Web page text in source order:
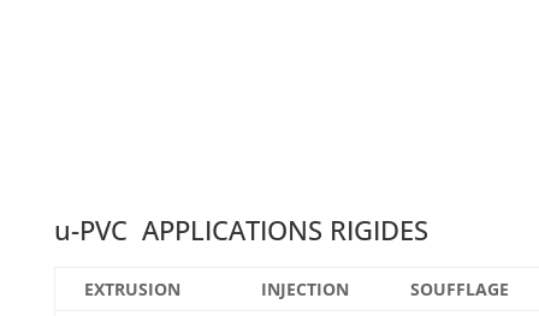
u-PVC APPLICATIONS RIGIDES
EXTRUSION INJECTION
SOUFFLAGE